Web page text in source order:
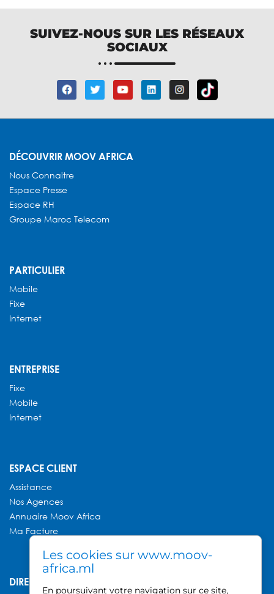
SUIVEZ-NOUS SUR LES RÉSEAUX
SOCIAUX
DÉCOUVRIR MOOV AFRICA
Nous Connaitre
Espace Presse
Espace RH
Groupe Maroc Telecom
PARTICULIER
Mobile
Fixe
Internet
ENTREPRISE
Fixe
Mobile
Internet
ESPACE CLIENT
Assistance
Nos Agences
Annuaire Moov Africa
Ma Facture
DIRECTION GÉNÉRALE MOOV AFRICA
Les cookies sur www.moov-
africa.ml
En poursuivant votre navigation sur ce site,